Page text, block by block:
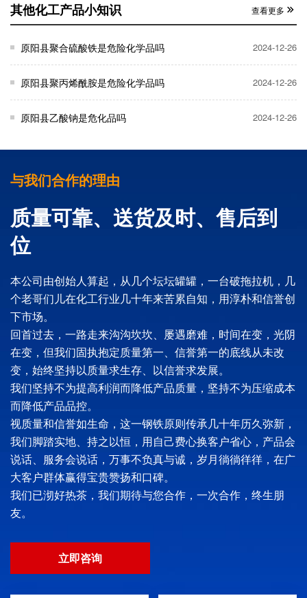
其他化工产品小知识 查看更多
原阳县聚合硫酸铁是危险化学品吗 2024-12-26
原阳县聚丙烯酰胺是危险化学品吗 2024-12-26
原阳县乙酸钠是危化品吗 2024-12-26
与我们合作的理由
质量可靠、送货及时、售后到
位
本公司由创始人算起，从几个坛坛罐罐，一台破拖拉机，几
个老哥们儿在化工行业几十年来苦累自知，用淳朴和信誉创
下市场。
回首过去，一路走来沟沟坎坎、屡遇磨难，时间在变，光阴
在变，但我们固执抱定质量第一、信誉第一的底线从未改
变，始终坚持以质量求生存、以信誉求发展。
我们坚持不为提高利润而降低产品质量，坚持不为压缩成本
而降低产品品控。
视质量和信誉如生命，这一钢铁原则传承几十年历久弥新，
我们脚踏实地、持之以恒，用自己费心换客户省心，产品会
说话、服务会说话，万事不负真与诚，岁月徜徜徉徉，在广
大客户群体赢得宝贵赞扬和口碑。
我们已沏好热茶，我们期待与您合作，一次合作，终生朋
友。
立即咨询